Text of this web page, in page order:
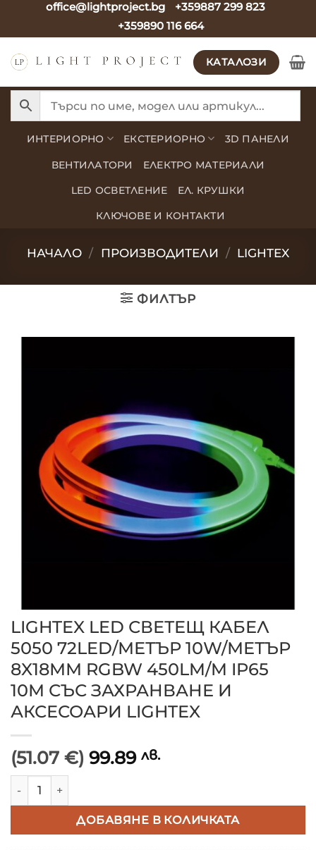
office@lightproject.bg
+359887 299 823
+359890 116 664
КАТАЛОЗИ
ИНТЕРИОРНО ЕКСТЕРИОРНО 3D ПАНЕЛИ
ВЕНТИЛАТОРИ ЕЛЕКТРО МАТЕРИАЛИ
LED ОСВЕТЛЕНИЕ ЕЛ. КРУШКИ
КЛЮЧОВЕ И КОНТАКТИ
НАЧАЛО / ПРОИЗВОДИТЕЛИ / LIGHTEX
ФИЛТЪР
LIGHTEX LED СВЕТЕЩ КАБЕЛ
5050 72LED/МЕТЪР 10W/МЕТЪР
8X18ММ RGBW 450LM/M IP65
10М СЪС ЗАХРАНВАНЕ И
АКСЕСОАРИ LIGHTEX
(51.07 €) 99.89 лв.
количество за LIGHTEX LED СВЕТЕЩ КАБЕЛ 5050
ДОБАВЯНЕ В КОЛИЧКАТА